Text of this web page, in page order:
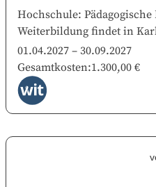
Hochschule:
Weiterbildung findet in
01.04.2027 – 30.09.2027
Gesamtkosten:1.300,00 €